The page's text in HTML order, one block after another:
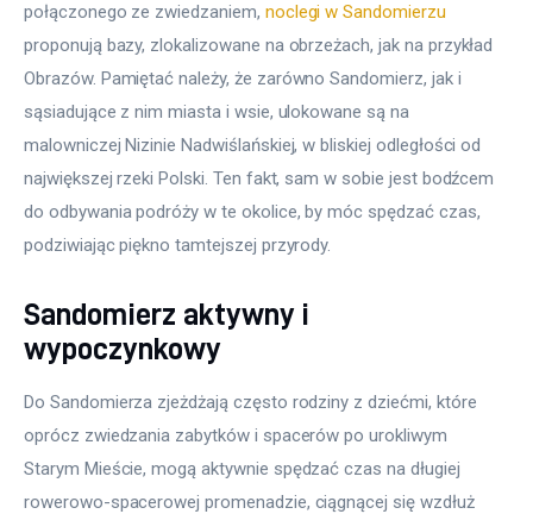
połączonego ze zwiedzaniem, noclegi w Sandomierzu
proponują bazy, zlokalizowane na obrzeżach, jak na przykład
Obrazów. Pamiętać należy, że zarówno Sandomierz, jak i
sąsiadujące z nim miasta i wsie, ulokowane są na
malowniczej Nizinie Nadwiślańskiej, w bliskiej odległości od
największej rzeki Polski. Ten fakt, sam w sobie jest bodźcem
do odbywania podróży w te okolice, by móc spędzać czas,
podziwiając piękno tamtejszej przyrody.
Sandomierz aktywny i
wypoczynkowy
Do Sandomierza zjeżdżają często rodziny z dziećmi, które
oprócz zwiedzania zabytków i spacerów po urokliwym
Starym Mieście, mogą aktywnie spędzać czas na długiej
rowerowo-spacerowej promenadzie, ciągnącej się wzdłuż